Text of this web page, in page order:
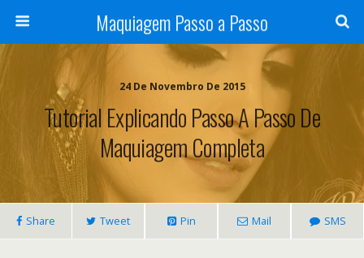
Maquiagem Passo a Passo
24 De Novembro De 2015
Tutorial Explicando Passo A Passo De
Maquiagem Completa
Share Tweet Pin Mail SMS